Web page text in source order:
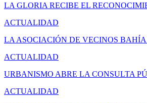
LA GLORIA RECIBE EL
ACTUALIDAD
LA ASOCIACIÓN DE VECINOS
ACTUALIDAD
URBANISMO ABRE LA CONSULTA
ACTUALIDAD